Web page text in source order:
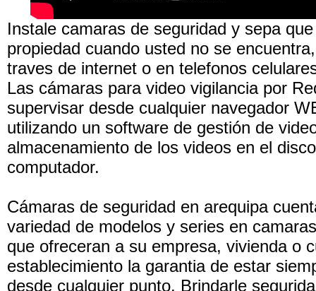
Instale camaras de seguridad y sepa
propiedad cuando usted no se
traves de internet o en telefonos
Las cámaras para video vigilancia por
supervisar desde cualquier navegador
utilizando un software de gestión de
almacenamiento de los videos en el
computador.
Cámaras de seguridad en arequipa
variedad de modelos y series en
que ofreceran a su empresa, vivienda o
establecimiento la garantia de estar
desde cualquier punto. Brindarle